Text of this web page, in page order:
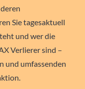
Sie tagesaktuell
und wer die
Verlierer sind –
und umfassenden